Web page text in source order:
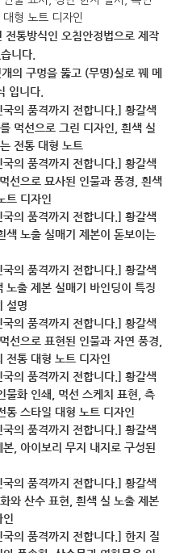
며, 한국적 이미지가
하지 않아 선물로도 부담이
, 교육 프로그램 등 한국
활용하기에 무리가 없으며,
는 미리 재고와 납기를
쇄 등의 추가 구성 가능
층 수월합니다.
통방식인 오침안정법으로 제작
니다.
의 구멍을 뚫고 (무명)실로 꿰 메
입니다.